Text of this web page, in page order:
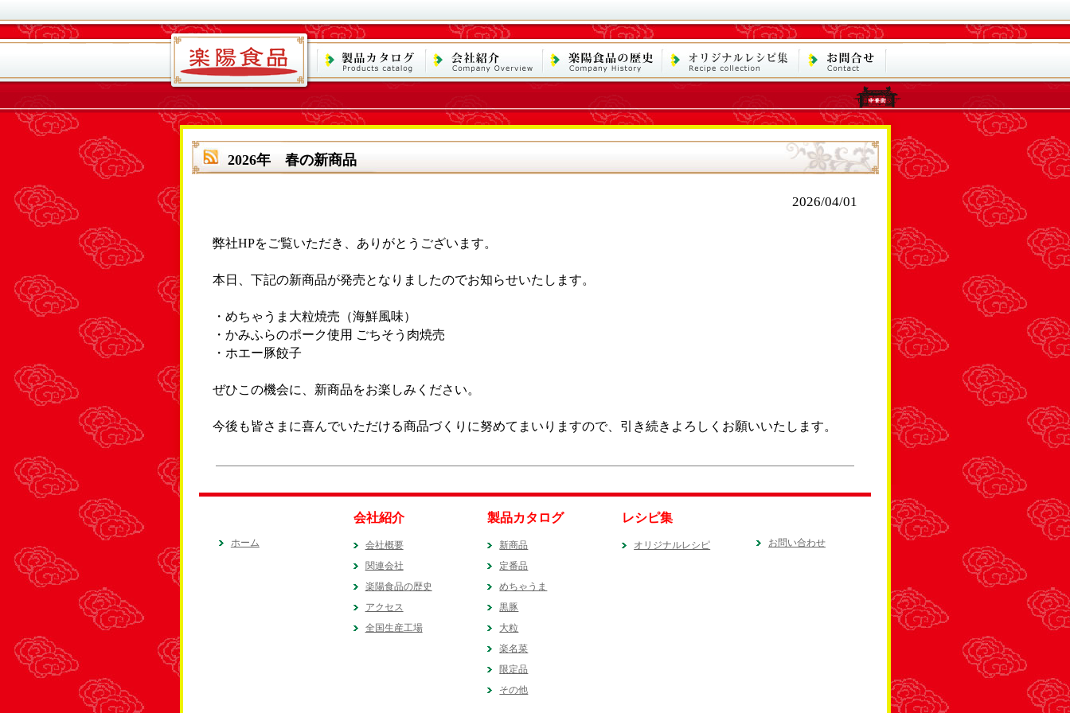
2026年 春の新商品
2026/04/01
弊社HPをご覧いただき、ありがとうございます。
本日、下記の新商品が発売となりましたのでお知らせいたします。
・めちゃうま大粒焼売（海鮮風味）
・かみふらのポーク使用 ごちそう肉焼売
・ホエー豚餃子
ぜひこの機会に、新商品をお楽しみください。
今後も皆さまに喜んでいただける商品づくりに努めてまいりますので、引き続きよろしくお願いいたします。
ホーム
会社紹介
会社概要
関連会社
楽陽食品の歴史
アクセス
全国生産工場
製品カタログ
新商品
定番品
めちゃうま
黒豚
大粒
楽名菜
限定品
その他
レシピ集
オリジナルレシピ お問い合わせ